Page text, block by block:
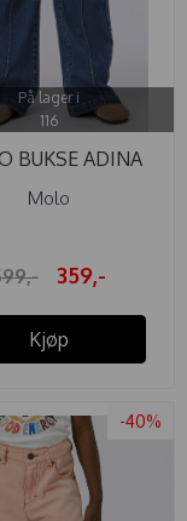
På lager i
116
BUKSE ADINA
VINTAGE
Molo
359,-
Kjøp
-40%